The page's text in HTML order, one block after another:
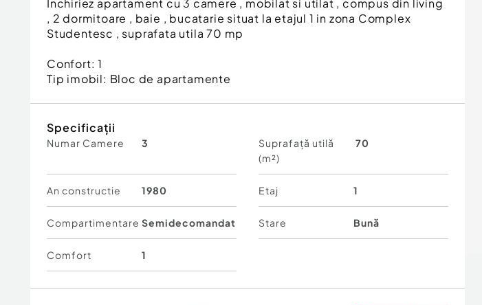
Inchiriez apartament cu 3 camere , mobilat si utilat , compus din living
, 2 dormitoare , baie , bucatarie situat la etajul 1 in zona Complex
Studentesc , suprafata utila 70 mp
Confort:1
Tip imobil: Bloc de apartamente
Specificații
Numar Camere 3
Suprafață utilă
(m²)
70
An constructie 1980 Etaj 1
Compartimentare Semidecomandat Stare Bună
Comfort 1